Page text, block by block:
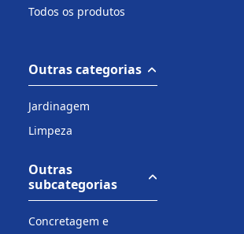
Todos os produtos
Outras categorias
Jardinagem
Limpeza
Outras
subcategorias
Concretagem e